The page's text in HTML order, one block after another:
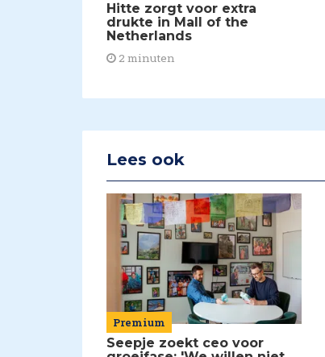
Hitte zorgt voor extra
drukte in Mall of the
Netherlands
2 minuten
Lees ook
Premium
Seepje zoekt ceo voor